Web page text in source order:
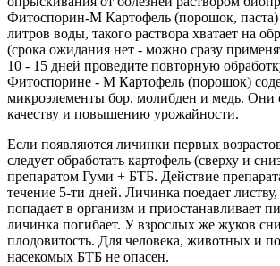
Фитоспорин-М Картофель (порошок, паста)
литров воды, такого раствора хватает на
(срока ожидания нет - можно сразу
10 - 15 дней проведите повторную
Фитоспорине - М Картофель (порошок)
микроэлементы бор, молибден и медь. Они
качеству и повышению урожайности.
Если появляются личинки первых
следует обработать картофель (сверху и
препаратом Гуми + БТБ. Действие
течение 5-ти дней. Личинка поедает листву,
попадает в организм и приостанавливает
личинка погибает. У взрослых же жуков
плодовитость. Для человека, животных и
насекомых БТБ не опасен.